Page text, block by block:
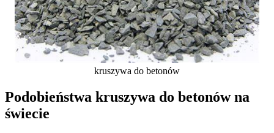
kruszywa do betonów
Podobieństwa kruszywa do betonów na
świecie